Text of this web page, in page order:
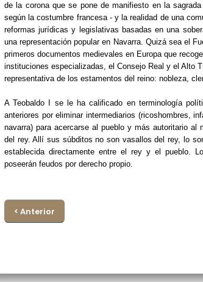
de la corona que se pone de manifiesto en la
según la costumbre francesa - y la realidad de una
reformas jurídicas y legislativas basadas en una
una representación popular en Navarra. Quizá sea el
primeros documentos medievales en Europa que
instituciones especializadas, el Consejo Real y el Alto
representativa de los estamentos del reino: nobleza,
A Teobaldo I se le ha calificado en terminología
anteriores por eliminar intermediarios (ricoshombres,
navarra) para acercarse al pueblo y más autoritario
del rey. Allí sus súbditos no son vasallos del rey, lo
establecida directamente entre el rey y el pueblo.
poseerán feudos por derecho propio.
< Anterior